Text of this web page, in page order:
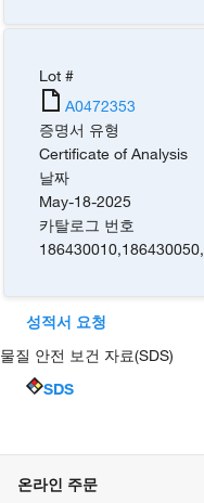
Lot #
A0472353
증명서 유형
Certificate of Analysis
날짜
May-18-2025
카탈로그 번호
186430010,186430050,
성적서 요청
물질 안전 보건 자료(SDS)
SDS
온라인 주문